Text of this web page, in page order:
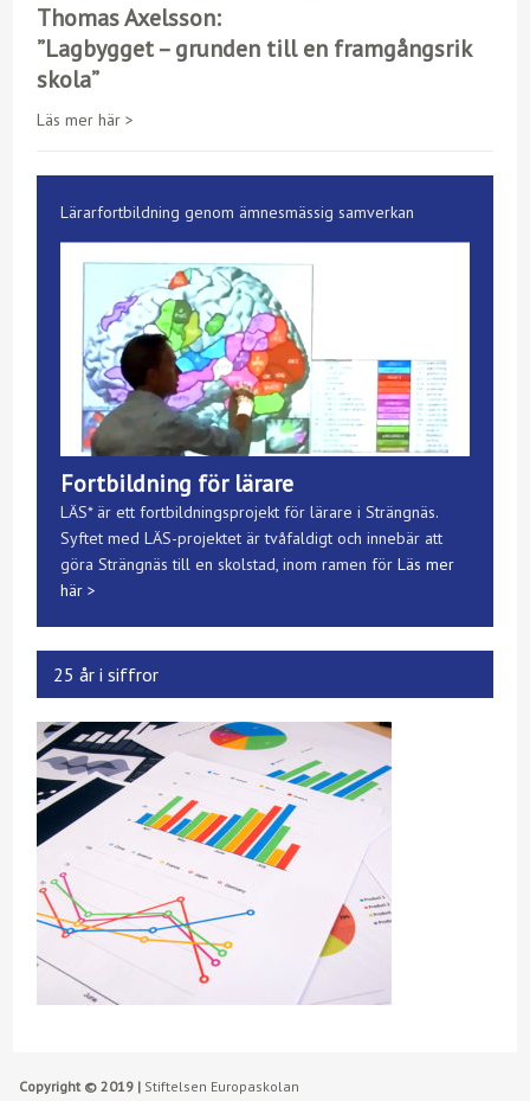
Thomas Axelsson:
”Lagbygget – grunden till en framgångsrik
skola”
Läs mer här >
Lärarfortbildning genom ämnesmässig samverkan
Fortbildning för lärare
LÄS* är ett fortbildningsprojekt för lärare i Strängnäs.
Syftet med LÄS-projektet är tvåfaldigt och innebär att
göra Strängnäs till en skolstad, inom ramen förLäs mer
här >
25 år i siffror
Copyright © 2019 | Stiftelsen Europaskolan